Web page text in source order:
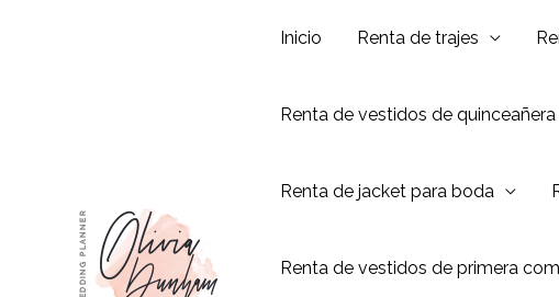
Inicio Renta de trajes
Renta de vestidos de quinceañera
Renta de jacket para boda
Renta de vestidos de primera